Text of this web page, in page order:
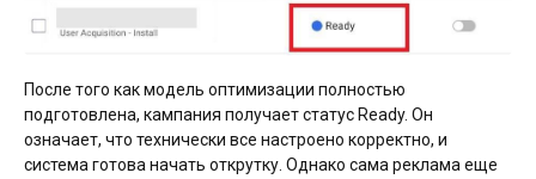
После того как модель оптимизации полностью
подготовлена, кампания получает статус Ready. Он
означает, что технически все настроено корректно, и
система готова начать открутку. Однако сама реклама еще